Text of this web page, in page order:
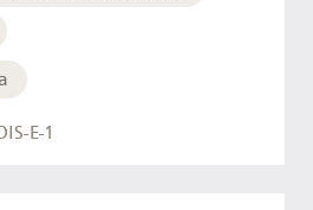
E-1